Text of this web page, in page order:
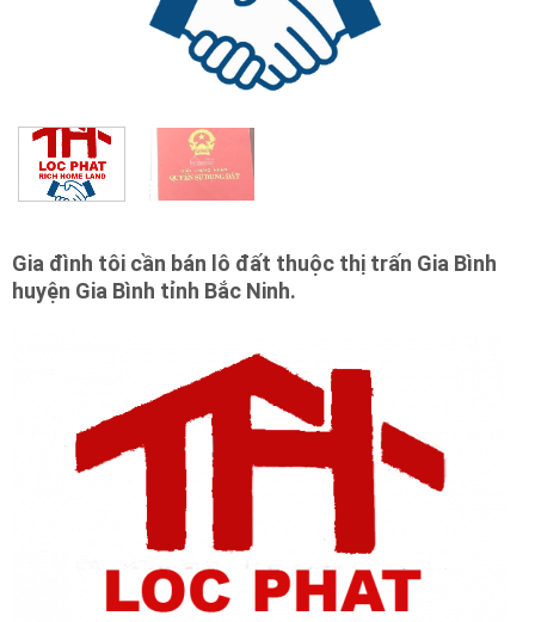
Gia đình tôi cần bán lô đất thuộc thị trấn Gia Bình
huyện Gia Bình tỉnh Bắc Ninh.